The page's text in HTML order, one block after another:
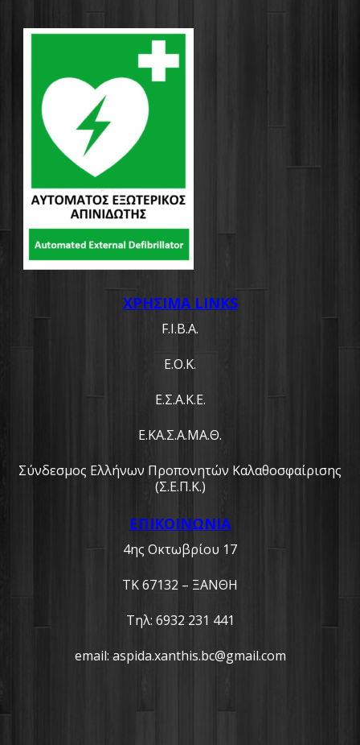
ΧΡΗΣΙΜΑ LINKS
F.I.B.A.
Ε.Ο.Κ.
Ε.Σ.Α.Κ.Ε.
Ε.ΚΑ.Σ.Α.ΜΑ.Θ.
Σύνδεσμος Ελλήνων Προπονητών Καλαθοσφαίρισης
(Σ.Ε.Π.Κ.)
ΕΠΙΚΟΙΝΩΝΙΑ
4ης Οκτωβρίου 17
ΤΚ 67132 – ΞΑΝΘΗ
Τηλ: 6932 231 441
email: aspida.xanthis.bc@gmail.com